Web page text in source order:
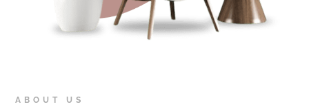
ABOUT US